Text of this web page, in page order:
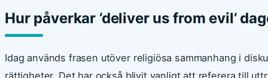
Hur påverkar ’deliver us from evil’
Idag används frasen utöver religiösa sammanhang i
rättigheter. Det har också blivit vanligt att referera till